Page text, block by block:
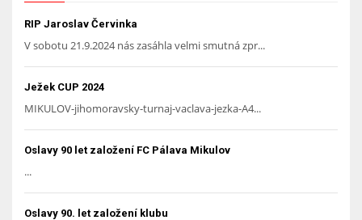
RIP Jaroslav Červinka
V sobotu 21.9.2024 nás zasáhla velmi smutná zpr...
Ježek CUP 2024
MIKULOV-jihomoravsky-turnaj-vaclava-jezka-A4...
Oslavy 90 let založení FC Pálava Mikulov
...
Oslavy 90. let založení klubu